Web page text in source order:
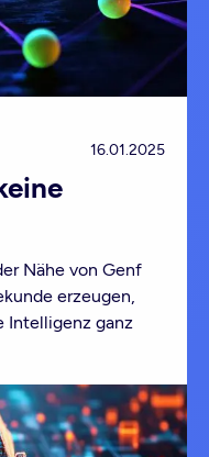
16.01.2025
Nähe von Genf
erzeugen,
Intelligenz ganz